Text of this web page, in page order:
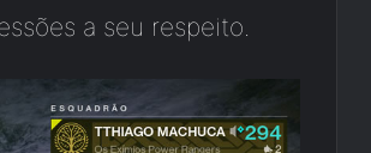
a seu respeito.